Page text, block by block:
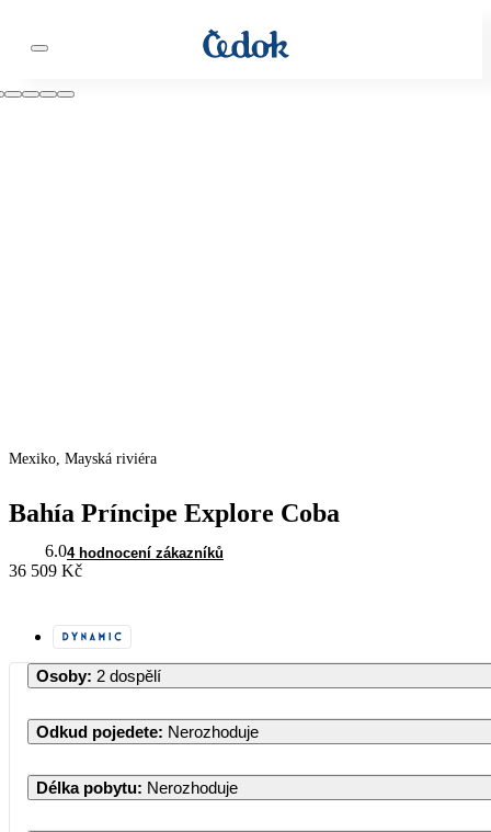
Mexiko, Mayská riviéra
Bahía Príncipe Explore Coba
6.04 hodnocení zákazníků
36 509 Kč
Osoby: 2 dospělí
Odkud pojedete: Nerozhoduje
Délka pobytu: Nerozhoduje